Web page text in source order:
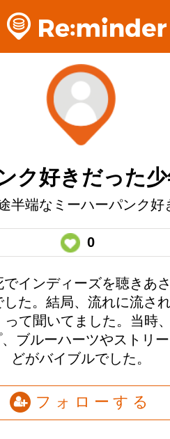
ク好きだった
半端なミーハーパンク好
0
でインディーズを聴きあ
した。結局、流れに流さ
て聞いてました。当時
ブルーハーツやストリ
どがバイブルでした。
フォローする